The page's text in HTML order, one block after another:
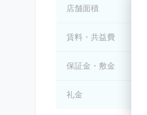
店舗面積
賃料・共益費
保証金・敷金
礼金